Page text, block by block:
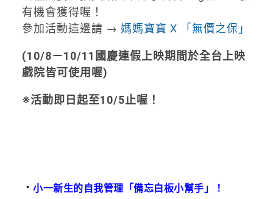
有機會獲得喔！
參加活動這邊請 → 媽媽寶寶 X 「無價之保」
(10/8－10/11國慶連假上映期間於全台上映
戲院皆可使用喔)
※活動即日起至10/5止喔！
．小一新生的自我管理「備忘白板小幫手」！